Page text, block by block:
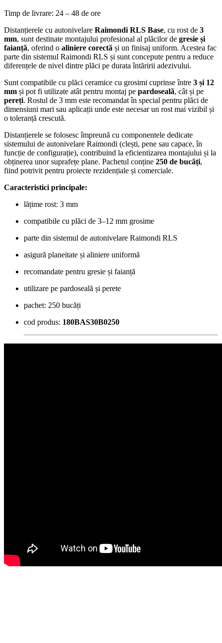
Timp de livrare: 24 – 48 de ore
Distanțierele cu autonivelare Raimondi RLS Base, cu rost de 3
mm, sunt destinate montajului profesional al plăcilor de gresie și
faianță, oferind o aliniere corectă și un finisaj uniform. Acestea fac
parte din sistemul Raimondi RLS și sunt concepute pentru a reduce
diferențele de nivel dintre plăci pe durata întăririi adezivului.
Sunt compatibile cu plăci ceramice cu grosimi cuprinse între 3 și 12
mm și pot fi utilizate atât pentru montaj pe pardoseală, cât și pe
pereți. Rostul de 3 mm este recomandat în special pentru plăci de
dimensiuni mari sau aplicații unde este necesar un rost mai vizibil și
o toleranță crescută.
Distanțierele se folosesc împreună cu componentele dedicate
sistemului de autonivelare Raimondi (clești, pene sau capace, în
funcție de configurație), contribuind la eficientizarea montajului și la
obținerea unor suprafețe plane. Pachetul conține 250 de bucăți,
fiind potrivit pentru proiecte rezidențiale și comerciale.
Caracteristici principale:
lățime rost: 3 mm
compatibile cu plăci de 3–12 mm grosime
parte din sistemul de autonivelare Raimondi RLS
asigură planeitate și aliniere uniformă
recomandate pentru gresie și faianță
utilizare pe pardoseală și perete
pachet: 250 bucăți
cod produs: 180BAS30B0250